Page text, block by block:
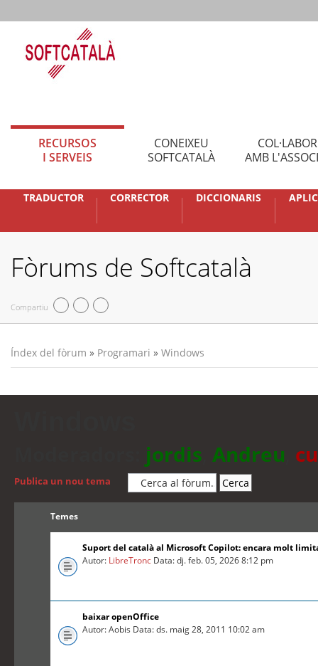
RECURSOS
I SERVEIS
CONEIXEU
SOFTCATALÀ
AMB
TRADUCTOR CORRECTOR DICCIONARIS
Fòrums de Softcatalà
Compartiu
Índex del fòrum » Programari » Windows
jordis Andreu
Publica un nou tema
Temes
Suport del català al Microsoft Copilot: encara molt
Autor: LibreTronc Data: dj. feb. 05, 2026 8:12 pm
baixar openOffice
Autor: Aobis Data: ds. maig 28, 2011 10:02 am